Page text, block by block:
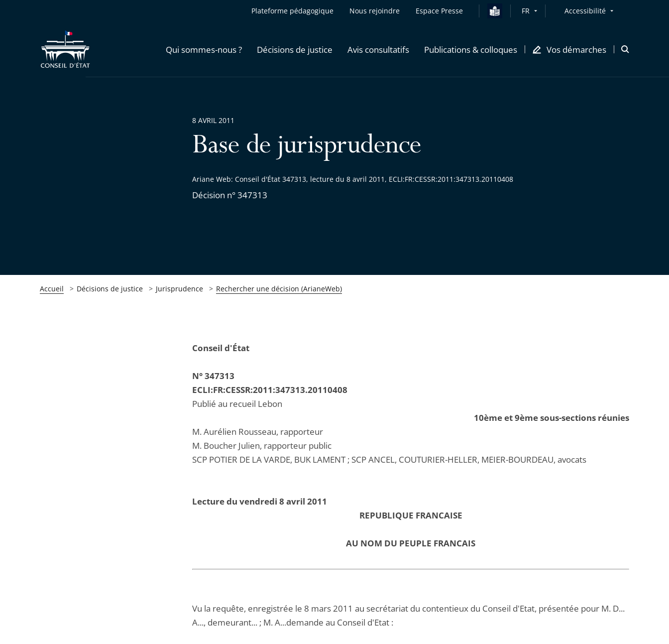
Plateforme pédagogique Nous rejoindre Espace Presse FR Accessibilité
Qui sommes-nous ? Décisions de justice Avis consultatifs Publications & colloques Vos démarches
Ouvrir
Base de jurisprudence
Ariane Web: Conseil d'État 347313, lecture du 8 avril 2011, ECLI:FR:CESSR:2011:347313.20110408
Décision n° 347313
8 AVRIL 2011
Accueil Décisions de justice Jurisprudence Rechercher une décision (ArianeWeb)
Conseil d'État
N° 347313
ECLI:FR:CESSR:2011:347313.20110408
Publié au recueil Lebon
10ème et 9ème sous-sections réunies
M. Aurélien Rousseau, rapporteur
M. Boucher Julien, rapporteur public
SCP POTIER DE LA VARDE, BUK LAMENT ; SCP ANCEL, COUTURIER-HELLER, MEIER-BOURDEAU, avocats
Lecture du vendredi 8 avril 2011
REPUBLIQUE FRANCAISE
AU NOM DU PEUPLE FRANCAIS
Vu la requête, enregistrée le 8 mars 2011 au secrétariat du contentieux du Conseil d'Etat, présentée pour M. D...
A..., demeurant... ; M. A...demande au Conseil d'Etat :